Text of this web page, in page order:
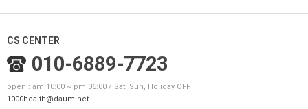
CS CENTER
010-6889-7723
open : am 10:00 ~ pm 06:00 / Sat, Sun, Holiday OFF
1000health@daum.net